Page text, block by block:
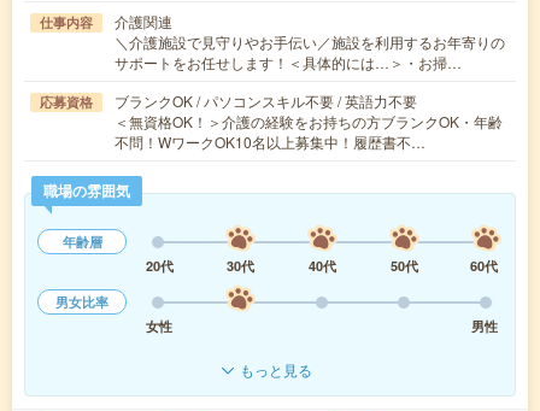
仕事内容
介護関連
＼介護施設で見守りやお手伝い／施設を利用するお年寄りの
サポートをお任せします！＜具体的には…＞・お掃…
応募資格
ブランクOK / パソコンスキル不要 / 英語力不要
＜無資格OK！＞介護の経験をお持ちの方ブランクOK・年齢
不問！WワークOK10名以上募集中！履歴書不…
職場の雰囲気
年齢層
20代
30代 40代 50代
60代
男女比率
女性
男性
もっと見る